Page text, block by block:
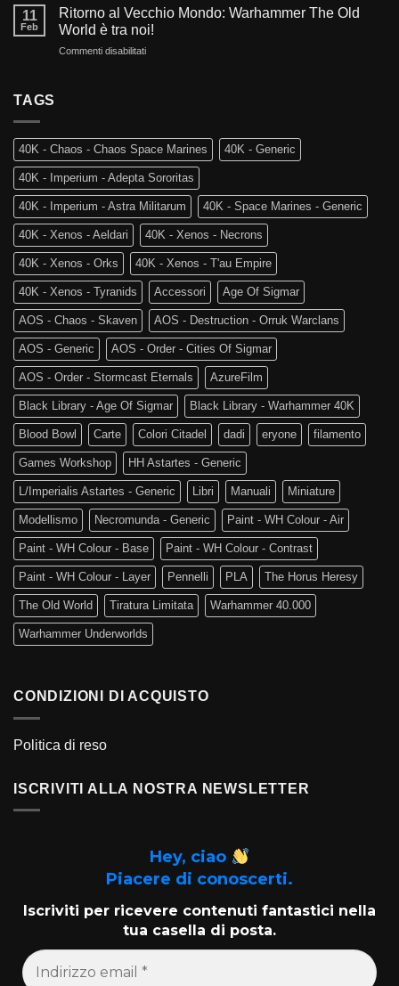
40.000?
Warhammer
40.000
Kill
Rovina
dei
Reami
Mortali:
Edizione
di
Age
of
Sigmar
11
Feb
Ritorno al Vecchio Mondo: Warhammer The Old
World è tra noi!
Commenti disabilitatisu
The
Old
World
tra
noi!
TAGS
40K - Chaos - Chaos Space Marines 40K - Generic
40K - Imperium - Adepta Sororitas
40K - Imperium - Astra Militarum 40K - Space Marines - Generic
40K - Xenos - Aeldari 40K - Xenos - Necrons
40K - Xenos - Orks 40K - Xenos - T'au Empire
40K - Xenos - Tyranids Accessori Age Of Sigmar
AOS - Chaos - Skaven AOS - Destruction - Orruk Warclans
AOS - Generic AOS - Order - Cities Of Sigmar
AOS - Order - Stormcast Eternals AzureFilm
Black Library - Age Of Sigmar Black Library - Warhammer 40K
Blood Bowl Carte Colori Citadel dadi eryone filamento
Games Workshop HH Astartes - Generic
L/Imperialis Astartes - Generic Libri Manuali Miniature
Modellismo Necromunda - Generic Paint - WH Colour - Air
Paint - WH Colour - Base Paint - WH Colour - Contrast
Paint - WH Colour - Layer Pennelli PLA The Horus Heresy
The Old World Tiratura Limitata Warhammer 40.000
Warhammer Underworlds
CONDIZIONI DI ACQUISTO
Politica di reso
ISCRIVITI ALLA NOSTRA NEWSLETTER
Hey, ciao
Piacere di conoscerti.
Iscriviti per ricevere contenuti fantastici nella
tua casella di posta.